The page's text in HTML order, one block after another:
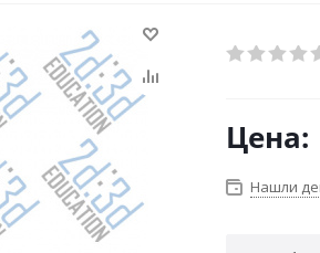
Цена:
Нашли